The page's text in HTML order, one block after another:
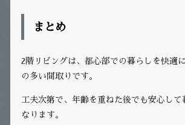
まとめ
2階リビングは、都心部での暮らしを快適
の多い間取りです。
工夫次第で、年齢を重ねた後でも安心して
なります。